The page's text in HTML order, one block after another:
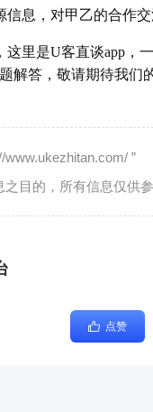
息，对甲乙的合作
里是U客直谈app，
解答，敬请期待我们
”
目的，所有信息仅供
点赞